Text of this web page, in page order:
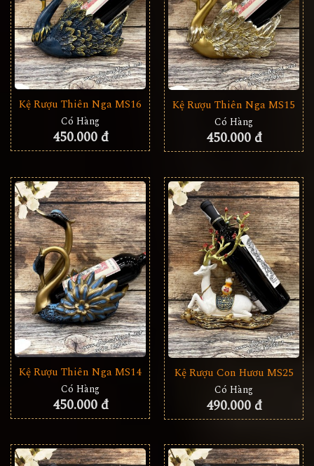
Kệ Rượu Thiên Nga MS16
Có Hàng
450.000 đ
Kệ Rượu Thiên Nga MS15
Có Hàng
450.000 đ
Kệ Rượu Thiên Nga MS14
Có Hàng
450.000 đ
Kệ Rượu Con Hươu MS25
Có Hàng
490.000 đ